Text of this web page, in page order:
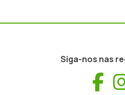
Siga-nos nas